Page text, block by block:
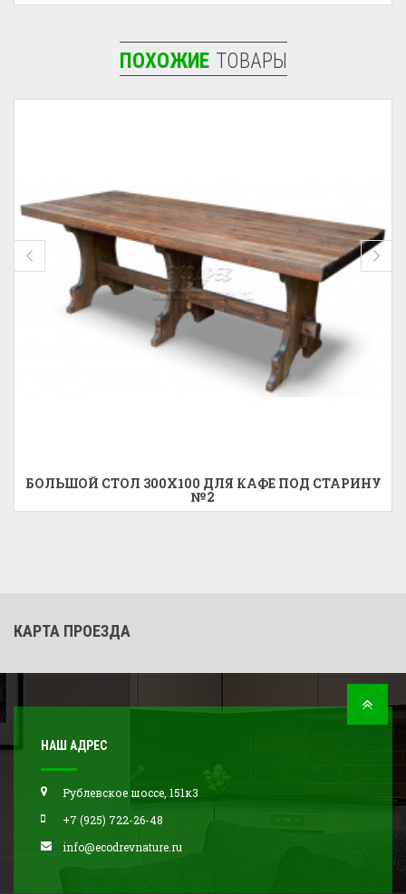
ПОХОЖИЕ ТОВАРЫ
БОЛЬШОЙ СТОЛ 300X100 ДЛЯ КАФЕ ПОД СТАРИНУ
№2
КАРТА ПРОЕЗДА
НАШ АДРЕС
Рублевское шоссе, 151к3
+7 (925) 722-26-48
info@ecodrevnature.ru